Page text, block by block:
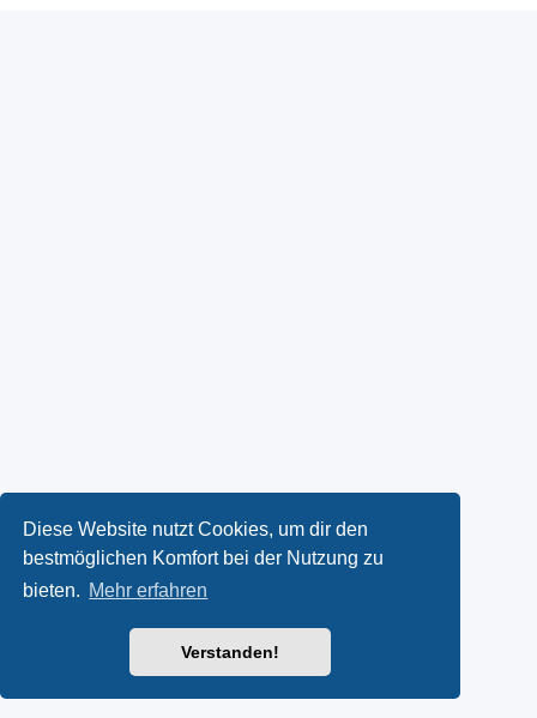
Diese Website nutzt Cookies, um dir den
bestmöglichen Komfort bei der Nutzung zu
bieten. Mehr erfahren
Verstanden!